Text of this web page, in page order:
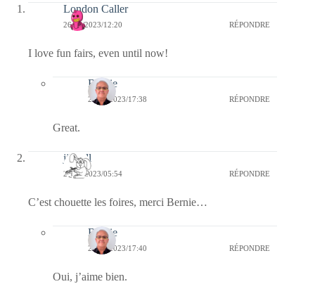
London Caller
26/04/2023/12:20 RÉPONDRE
I love fun fairs, even until now!
Bernie
26/04/2023/17:38 RÉPONDRE
Great.
jill bill
26/04/2023/05:54 RÉPONDRE
C’est chouette les foires, merci Bernie…
Bernie
26/04/2023/17:40 RÉPONDRE
Oui, j’aime bien.